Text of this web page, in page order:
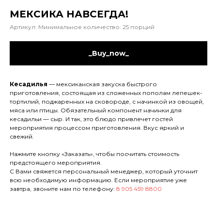
МЕКСИКА НАВСЕГДА!
Артикул: Минимальное количество: 25 порций
_Buy_now_
Кесадилья — мексиканская закуска быстрого
приготовления, состоящая из сложенных пополам лепешек-
тортилий, поджаренных на сковороде, с начинкой из овощей,
мяса или птицы. Обязательный компонент начинки для
кесадильи — сыр. И так, это блюдо привлечет гостей
мероприятия процессом приготовления. Вкус яркий и
свежий.
Нажмите кнопку «Заказать», чтобы посчитать стоимость
предстоящего мероприятия.
С Вами свяжется персональный менеджер, который уточнит
всю необходимую информацию. Если мероприятие уже
завтра, звоните нам по телефону: 8 905 459 8800